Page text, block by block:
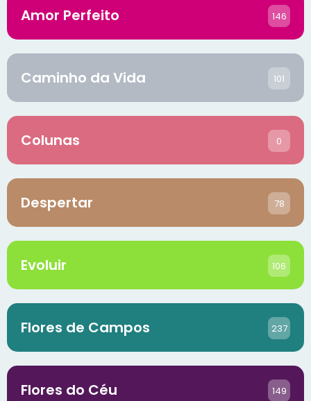
Amor Perfeito 146
Caminho da Vida 101
Colunas 0
Despertar 78
Evoluir 106
Flores de Campos 237
Flores do Céu 149